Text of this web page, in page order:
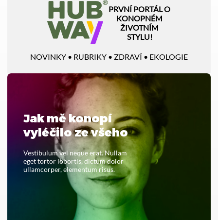
PRVNÍ PORTÁL O
KONOPNÉM
ŽIVOTNÍM
STYLU!
NOVINKY • RUBRIKY • ZDRAVÍ • EKOLOGIE
Jak mě konopí
vyléčilo ze všeho
Vestibulum vel neque erat. Nullam
eget tortor lobortis, dictum dolor
ullamcorper, elementum risus.
PŘEČTĚTE SI CELÝ ČLÁNEK